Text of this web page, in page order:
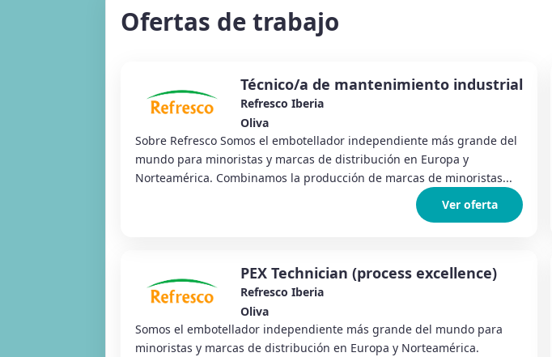
Ofertas de trabajo
Técnico/a de mantenimiento industrial
Refresco Iberia
Oliva
Sobre Refresco Somos el embotellador independiente más grande del
mundo para minoristas y marcas de distribución en Europa y
Norteamérica. Combinamos la producción de marcas de minoristas...
Ver oferta
PEX Technician (process excellence)
Refresco Iberia
Oliva
Somos el embotellador independiente más grande del mundo para
minoristas y marcas de distribución en Europa y Norteamérica.